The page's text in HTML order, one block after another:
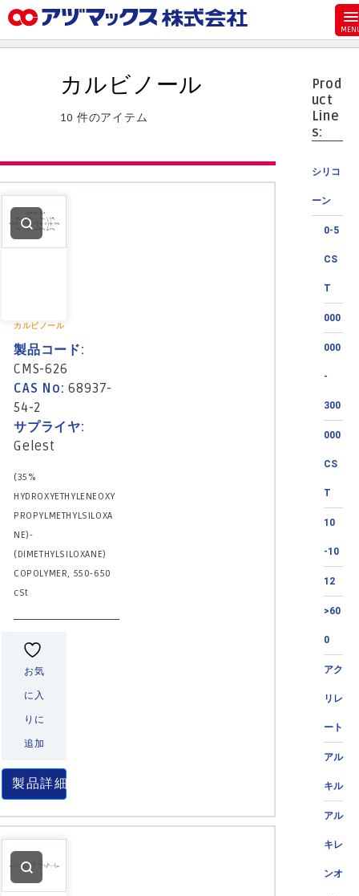
お気に入り
代理店一覧
支払い
Prod
uct
Line
s:
シリコ
ーン
0-5
CS
T
000
000
-
300
000
CS
T
10
-10
12
>60
0
アク
リレ
ート
アル
キル
アル
キレ
ンオ
カルビノール
10 件のアイテム
カルビノール
製品コード:
CMS-626
CAS No:68937-
54-2
サプライヤ:
Gelest
(35%
HYDROXYETHYLENEOXY
PROPYLMETHYLSILOXA
NE)-
(DIMETHYLSILOXANE)
COPOLYMER, 550-650
cSt
お気
に入
りに
追加
製品詳細